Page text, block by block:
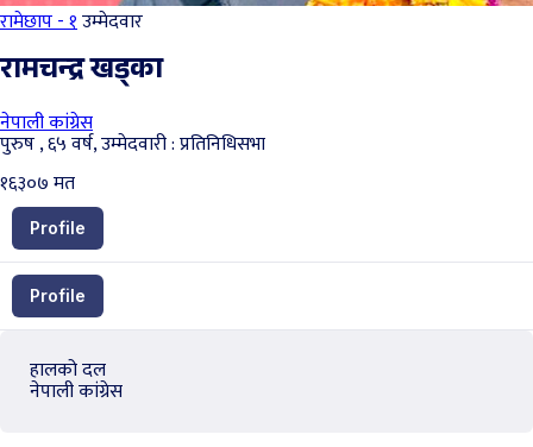
रामेछाप - १उम्मेदवार
रामचन्द्र खड्का
नेपाली कांग्रेस
पुरुष , ६५ वर्ष, उम्मेदवारी : प्रतिनिधिसभा
१६३०७मत
Profile
Profile
हालको दल
नेपाली कांग्रेस